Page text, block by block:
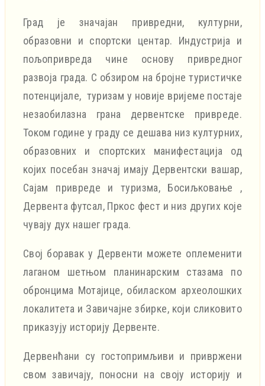
Град је значајан привредни, културни,
образовни и спортски центар. Индустрија и
пољопривреда чине основу привредног
развоја града. С обзиром на бројне туристичке
потенцијале, туризам у новије вријеме постаје
незаобилазна грана дервентске привреде.
Током године у граду се дешава низ културних,
образовних и спортских манифестација од
којих посебан значај имају Дервентски вашар,
Сајам привреде и туризма, Босиљковање ,
Дервента футсал, Пркос фест и низ других које
чувају дух нашег града.
Свој боравак у Дервенти можете оплеменити
лаганом шетњом планинарским стазама по
обронцима Мотајице, обиласком археолошких
локалитета и Завичајне збирке, који сликовито
приказују историју Дервенте.
Дервенћани су гостопримљиви и привржени
свом завичају, поносни на своју историју и